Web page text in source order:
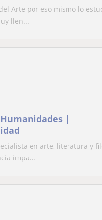
Arte por eso mismo lo
llen...
|
en arte, literatura y
impa...